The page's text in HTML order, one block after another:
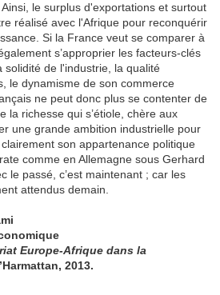
le surplus d'exportations et surtout
réalisé avec l'Afrique pour reconquérir
Si la France veut se comparer à
s’approprier les facteurs-clés
solidité de l'industrie, la qualité
le dynamisme de son commerce
ne peut donc plus se contenter de
la richesse qui s’étiole, chère aux
une grande ambition industrielle pour
son appartenance politique
comme en Allemagne sous Gerhard
le passé, c’est maintenant ; car les
attendus demain.
Europe-Afrique dans la
2013.